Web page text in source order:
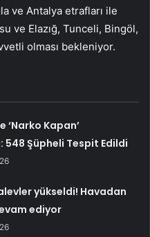
ve Antalya etrafları ile
ve Elazığ, Tunceli, Bingöl,
olması bekleniyor.
‘Narko Kapan’
548 Şüpheli Tespit Edildi
yükseldi! Havadan
ediyor